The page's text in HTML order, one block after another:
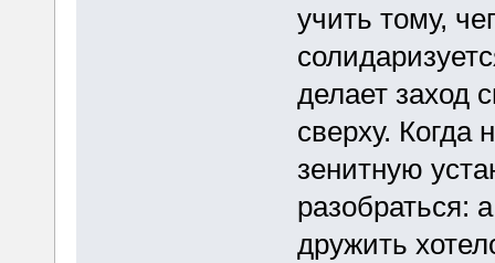
учить тому,
делает заход
сверху. Когда
зенитную
разобраться:
дружить